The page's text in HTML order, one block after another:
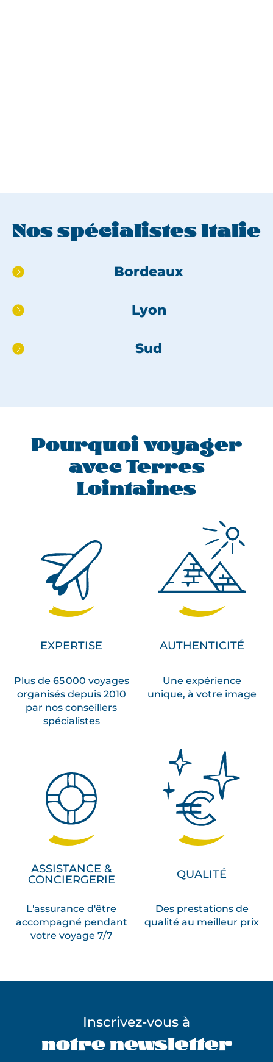
Nos spécialistes Italie
Aller
pied
Bordeaux
Lyon
Sud
Pourquoi voyager
avec Terres
Lointaines
EXPERTISE
Plus de 65 000 voyages
organisés depuis 2010
par nos conseillers
spécialistes
AUTHENTICITÉ
Une expérience
unique, à votre image
ASSISTANCE &
CONCIERGERIE
L'assurance d'être
accompagné pendant
votre voyage 7/7
QUALITÉ
Des prestations de
qualité au meilleur prix
Inscrivez-vous à
notre newsletter